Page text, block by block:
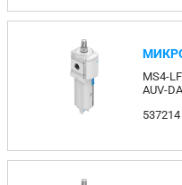
MS4-
AUV-DA
537214